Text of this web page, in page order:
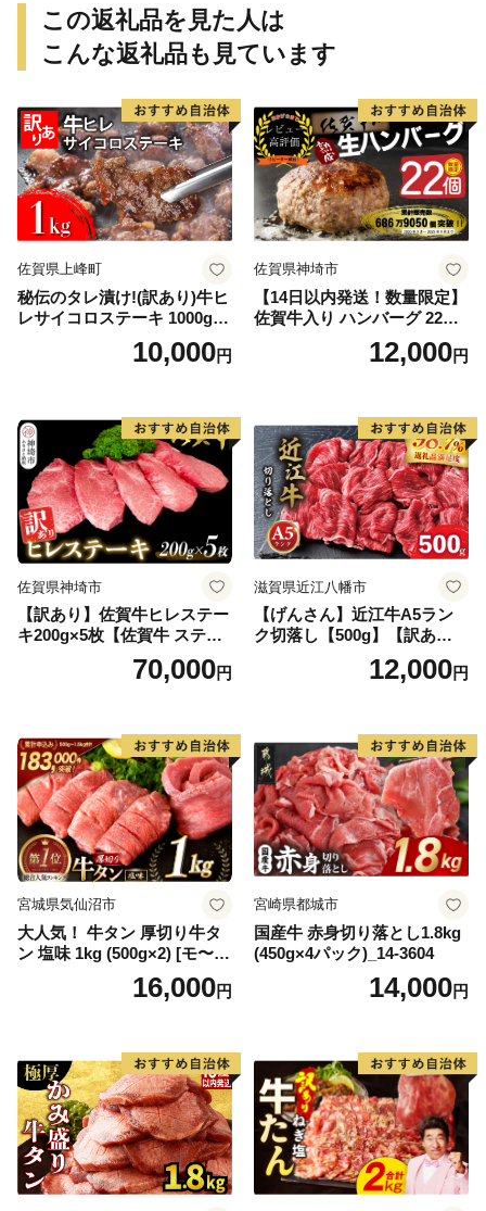
せ
この返礼品を見た人は
こんな返礼品も見ています
佐賀県上峰町
秘伝のタレ漬け!(訳あり)牛ヒ
レサイコロステーキ 1000g
10,000円
佐賀県神埼市
【14日以内発送！数量限定】
佐賀牛入り ハンバーグ 22個
2.6kg(120g×22個)【佐賀牛
黒毛和牛 ブランド牛 九州 ハ
気】(H083106)
12,000円
佐賀県神埼市
【訳あり】佐賀牛ヒレステー
キ200g×5枚【佐賀牛 ステー
キ ブランド肉 ヒレ肉 フィレ
肉 ジューシー ヘルシー】(H0
70,000円
滋賀県近江八幡市
【げんさん】近江牛A5ラン
ク切落し【500g】【訳あり】
12,000円
宮城県気仙沼市
大人気！ 牛タン 厚切り牛タ
ン 塩味 1kg (500g×2) [モ〜ラ
ンド 宮城県 気仙沼市 205646
60] 肉 牛肉 精肉 牛たん 牛タ
厚切り タン
16,000円
宮崎県都城市
国産牛 赤身切り落とし1.8kg
(450g×4パック)_14-3604
14,000円